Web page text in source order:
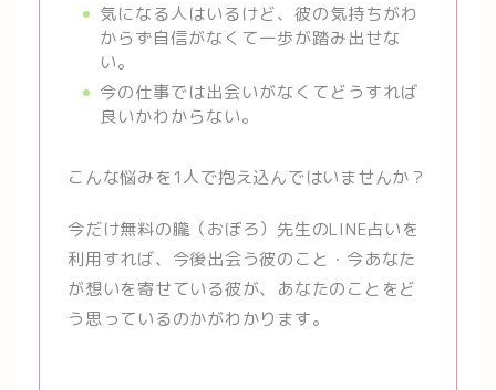
気になる人はいるけど、彼の気持ちがわ
からず自信がなくて一歩が踏み出せな
い。
今の仕事では出会いがなくてどうすれば
良いかわからない。
こんな悩みを1人で抱え込んではいませんか？
今だけ無料の朧（おぼろ）先生のLINE占いを
利用すれば、今後出会う彼のこと・今あなた
が想いを寄せている彼が、あなたのことをど
う思っているのかがわかります。